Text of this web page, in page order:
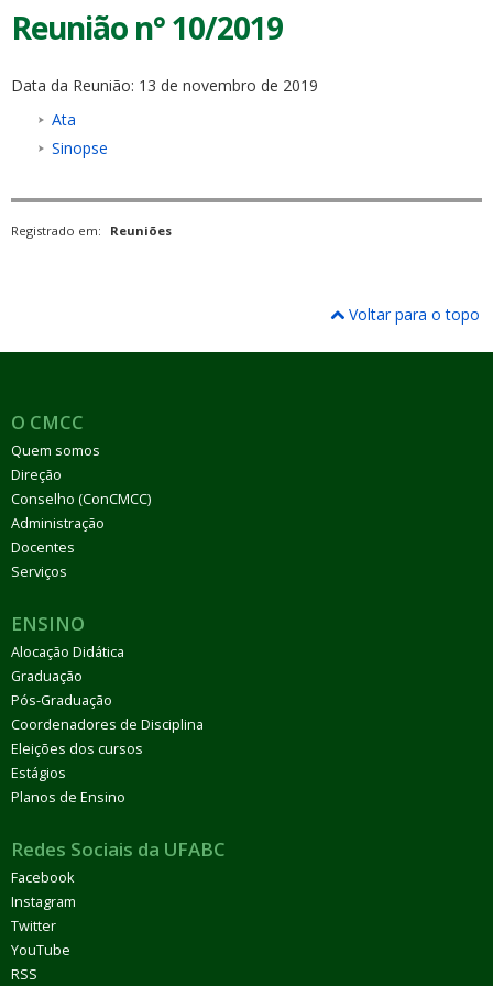
Reunião n° 10/2019
Data da Reunião: 13 de novembro de 2019
Ata
Sinopse
Registrado em: Reuniões
Voltar para o topo
O CMCC
Quem somos
Direção
Conselho (ConCMCC)
Administração
Docentes
Serviços
ENSINO
Alocação Didática
Graduação
Pós-Graduação
Coordenadores de Disciplina
Eleições dos cursos
Estágios
Planos de Ensino
Redes Sociais da UFABC
Facebook
Instagram
Twitter
YouTube
RSS